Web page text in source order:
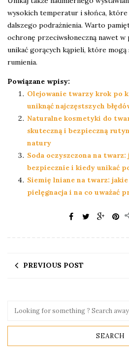
wysokich temperatur i słońca,
dalszego podrażnienia. Warto
ochronę przeciwsłoneczną nawet
unikać gorących kąpieli, które
rumienia.
Powiązane wpisy:
Olejowanie twarzy krok po
uniknąć najczęstszych
Naturalne kosmetyki do
skuteczną i bezpieczną
natury
Soda oczyszczona na twarz:
bezpiecznie i kiedy unikać
Siemię lniane na twarz:
pielęgnacja i na co uważać
PREVIOUS POST